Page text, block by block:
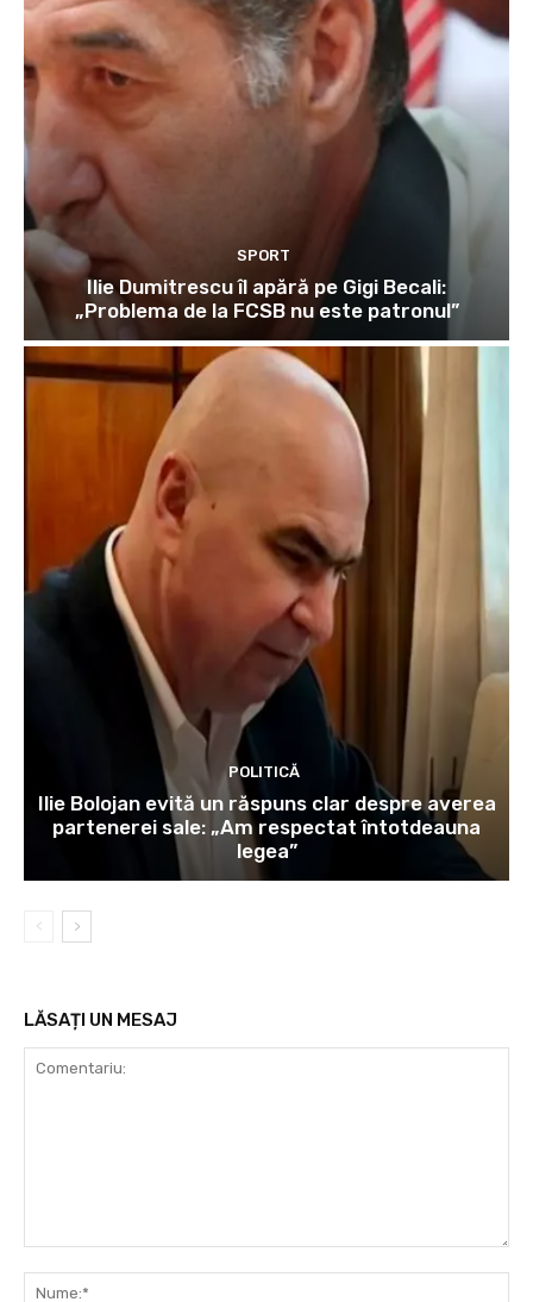
SPORT
Ilie Dumitrescu îl apără pe Gigi Becali:
„Problema de la FCSB nu este patronul”
POLITICĂ
Ilie Bolojan evită un răspuns clar despre averea
partenerei sale: „Am respectat întotdeauna
legea”
LĂSAȚI UN MESAJ